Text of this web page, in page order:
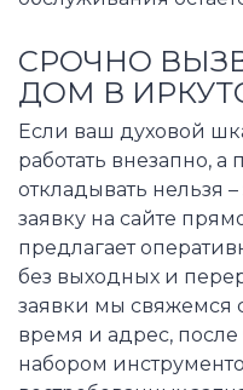
СРОЧНО
ДОМ В
Если ваш духовой
работать внезапно,
откладывать нельзя
заявку на сайте
предлагает
без выходных и
заявки мы свяжемся
время и адрес, после
набором